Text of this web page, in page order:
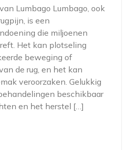
Lumbago Lumbago, ook
is een
die miljoenen
Het kan plotseling
beweging of
de rug, en het kan
veroorzaken. Gelukkig
beschikbaar
en het herstel […]